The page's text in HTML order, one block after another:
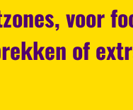
voor
of